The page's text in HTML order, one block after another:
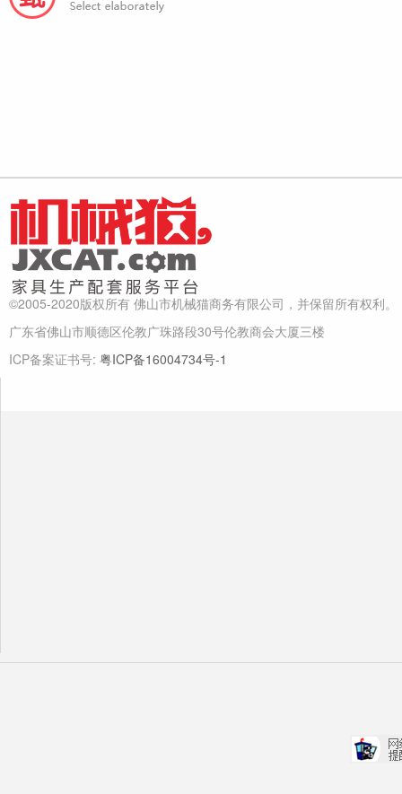
©2005-2020版权所有 佛山市机械猫商务有限公司，并保留所有权利。
广东省佛山市顺德区伦教广珠路段30号伦教商会大厦三楼
ICP备案证书号: 粤ICP备16004734号-1